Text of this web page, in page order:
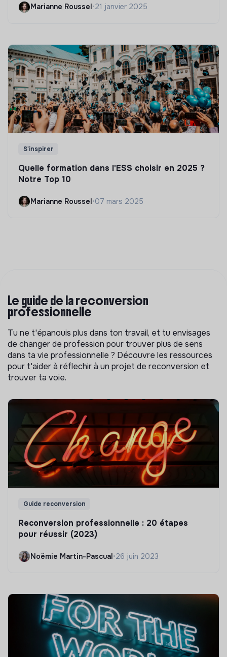
Marianne Roussel•21 janvier 2025
S'inspirer
Quelle formation dans l'ESS choisir en 2025 ?
Notre Top 10
Marianne Roussel•07 mars 2025
Le guide de la reconversion
professionnelle
Tu ne t'épanouis plus dans ton travail, et tu envisages
de changer de profession pour trouver plus de sens
dans ta vie professionnelle ? Découvre les ressources
pour t'aider à réflechir à un projet de reconversion et
trouver ta voie.
Guide reconversion
Reconversion professionnelle : 20 étapes
pour réussir (2023)
Noëmie Martin-Pascual•26 juin 2023